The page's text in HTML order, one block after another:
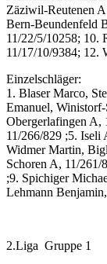
Zäziwil-Reutenen
Bern-Beundenfeld
11/22/5/10258; 10.
11/17/10/9384; 12.
Einzelschläger:
1. Blaser Marco,
Emanuel,
Obergerlafingen A,
11/266/829 ;5. Iseli
Widmer Martin,
Schoren A, 11/
;9. Spichiger
Lehmann
2.Liga Gruppe 1